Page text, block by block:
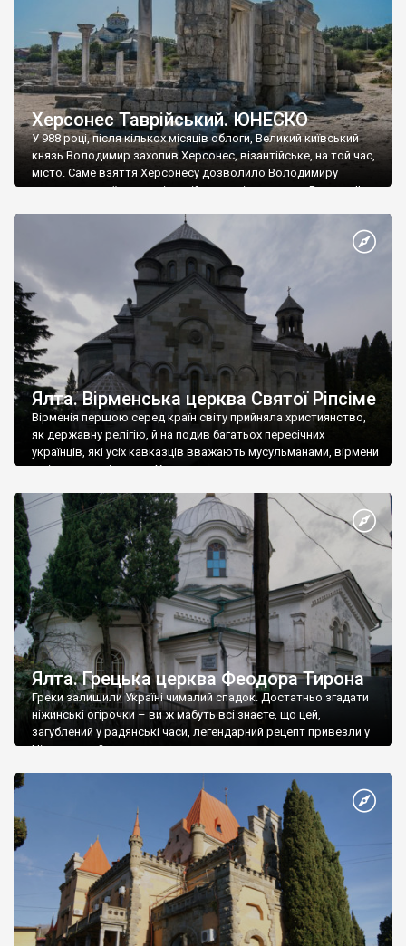
Херсонес Таврійський. ЮНЕСКО
У 988 році, після кількох місяців облоги, Великий київський
князь Володимир захопив Херсонес, візантійське, на той час,
місто. Саме взяття Херсонесу дозволило Володимиру
диктувати свої умови візантійському імператору Василю ІІ, та
Херсонесі Володимир-язичник, став Василем-християнином.
А потім було Хрещення Русі. На честь Херсонесу Таврійського
Ялта. Вірменська церква Святої Ріпсіме
Вірменія першою серед країн світу прийняла християнство,
як державну релігію, й на подив багатьох пересічних
українців, які усіх кавказців вважають мусульманами, вірмени
є відданими вірянами Христа
Ялта. Грецька церква Феодора Тирона
Греки залишили Україні чималий спадок. Достатньо згадати
ніжинські огірочки – ви ж мабуть всі знаєте, що цей,
загублений у радянські часи, легендарний рецепт привезли у
Ніжин греки?